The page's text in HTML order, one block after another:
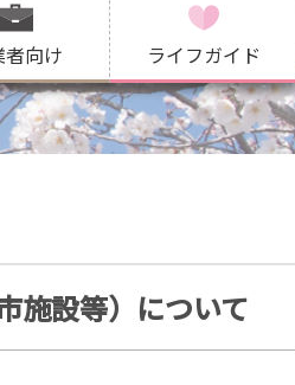
者向け ライフガイド
施設等）について